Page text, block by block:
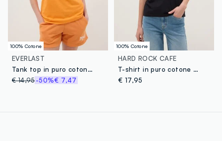
100% Cotone
EVERLAST
Tank top in puro cotone arancione regular fit con logo Everlast
€ 14,95-50%€ 7,47
100% Cotone
HARD ROCK CAFE
T-shirt in puro cotone nero regular fit con logo Hard Rock Cafe
€ 17,95